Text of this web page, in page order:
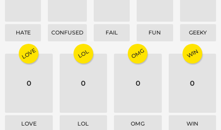
HATE CONFUSED FAIL FUN GEEKY
LOVE
0
LOVE
LOL
0
LOL
OMG
0
OMG
WIN
0
WIN